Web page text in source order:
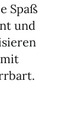
Spaß
und